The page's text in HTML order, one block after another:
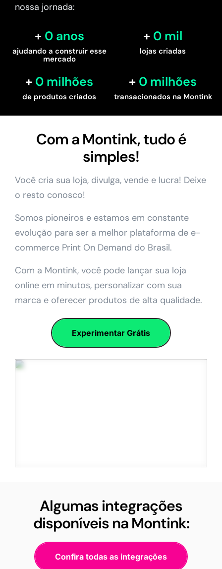
nossa jornada:
ajudando a construir esse
mercado
0 anos
lojas criadas
0 mil
de produtos criados
0 milhões
transacionados na Montink
0 milhões
Com a Montink, tudo é
simples!
Você cria sua loja, divulga, vende e lucra! Deixe
o resto conosco!
Somos pioneiros e estamos em constante
evolução para ser a melhor plataforma de e-
commerce Print On Demand do Brasil.
Com a Montink, você pode lançar sua loja
online em minutos, personalizar com sua
marca e oferecer produtos de alta qualidade.
Experimentar Grátis
Algumas integrações
disponíveis na Montink:
Confira todas as integrações